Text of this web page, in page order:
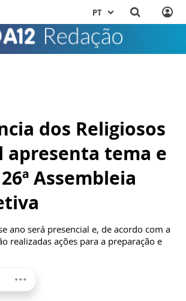
PT
dos Religiosos
apresenta tema e
Assembleia
ano será presencial e, de acordo com a
realizadas ações para a preparação e